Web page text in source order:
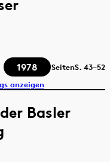
1978 SeitenS. 43–52
anzeigen
Basler